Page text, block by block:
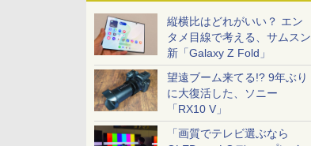
縦横比はどれがいい？ エン
タメ目線で考える、サムスン
新「Galaxy Z Fold」
望遠ブーム来てる!? 9年ぶり
に大復活した、ソニー
「RX10 V」
「画質でテレビ選ぶなら